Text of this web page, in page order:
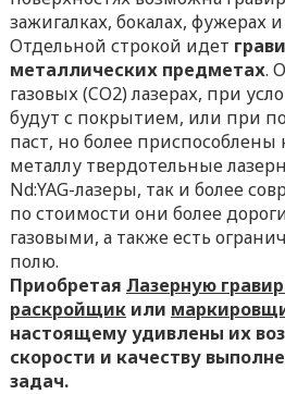
зажигалках, бокалах, фужерах
Отдельной строкой идет
металлических предметах.
газовых (CO2) лазерах, при
будут с покрытием, или при
паст, но более приспособлены
металлу твердотельные
Nd:YAG-лазеры, так и более
по стоимости они более
газовыми, а также есть
полю.
Приобретая Лазерную
раскройщикили
настоящему удивлены их
скорости и качеству
задач.